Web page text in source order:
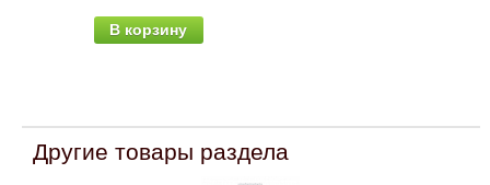
В корзину
Другие товары раздела